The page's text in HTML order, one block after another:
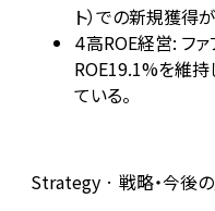
ト）での新規獲得
4高ROE経営: フ
ROE19.1%を維持
ている。
Strategy · 戦略・今後